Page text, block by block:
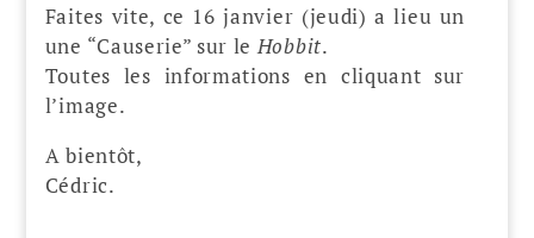
Faites vite, ce 16 janvier (jeudi) a lieu un
une “Causerie” sur leHobbit.
Toutes les informations en cliquant sur
l’image.
A bientôt,
Cédric.